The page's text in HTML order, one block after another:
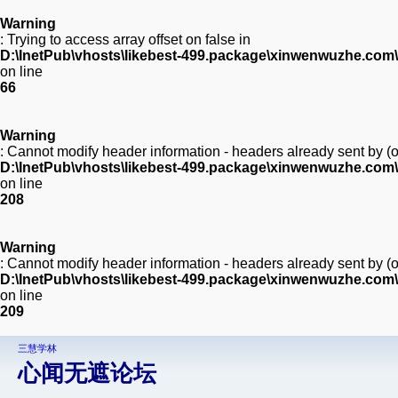
Warning
: Trying to access array offset on false in
D:\InetPub\vhosts\likebest-
on line
66
Warning
: Cannot modify header information - headers already sent by
D:\InetPub\vhosts\likebest-
on line
208
Warning
: Cannot modify header information - headers already sent by
D:\InetPub\vhosts\likebest-
on line
209
三慧学林
心闻无遮论坛